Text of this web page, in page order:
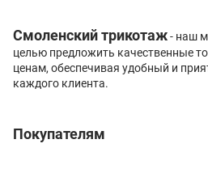
Смоленский трикотаж- наш
целью предложить качественные
ценам, обеспечивая удобный и
каждого клиента.
Покупателям